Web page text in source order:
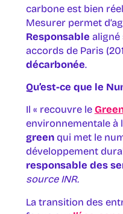
carbone est bien
Mesurer permet
Responsable aligné
accords de Paris
décarbonée.
Qu’est-ce que le
Il « recouvre le
environnementale à
greenqui met le
développement
responsable des
source INR.
La transition des